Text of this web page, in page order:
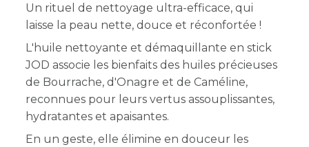
Un rituel de nettoyage ultra-efficace, qui
laisse la peau nette, douce et réconfortée !
L'huile nettoyante et démaquillante en stick
JOD associe les bienfaits des huiles précieuses
de Bourrache, d'Onagre et de Caméline,
reconnues pour leurs vertus assouplissantes,
hydratantes et apaisantes.
En un geste, elle élimine en douceur les